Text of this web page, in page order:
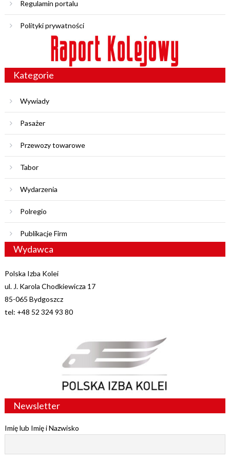
Regulamin portalu
Polityki prywatności
Kategorie
Wywiady
Pasażer
Przewozy towarowe
Tabor
Wydarzenia
Polregio
Publikacje Firm
Wydawca
Polska Izba Kolei
ul. J. Karola Chodkiewicza 17
85-065 Bydgoszcz
tel: +48 52 324 93 80
Newsletter
Imię lub Imię i Nazwisko